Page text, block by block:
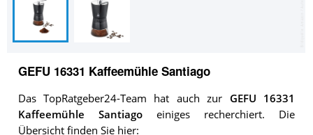
GEFU 16331 Kaffeemühle Santiago
Das TopRatgeber24-Team hat auch zur GEFU 16331
Kaffeemühle Santiagoeiniges recherchiert. Die
Übersicht finden Sie hier: